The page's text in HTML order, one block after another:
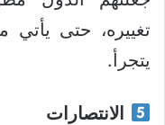
تغييره، حتى
يتجرأ.
الانتصارات